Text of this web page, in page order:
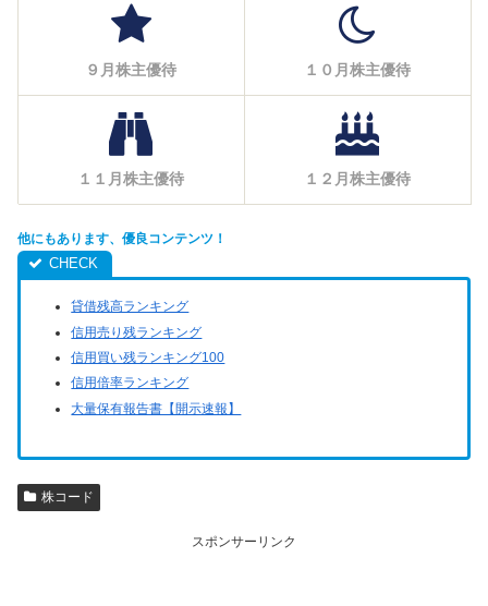
９月株主優待 １０月株主優待
１１月株主優待 １２月株主優待
他にもあります、優良コンテンツ！
貸借残高ランキング
信用売り残ランキング
信用買い残ランキング100
信用倍率ランキング
大量保有報告書【開示速報】
株コード
スポンサーリンク